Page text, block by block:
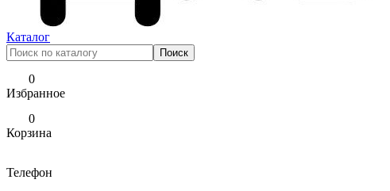
Каталог
0
Избранное
0
Корзина
Телефон